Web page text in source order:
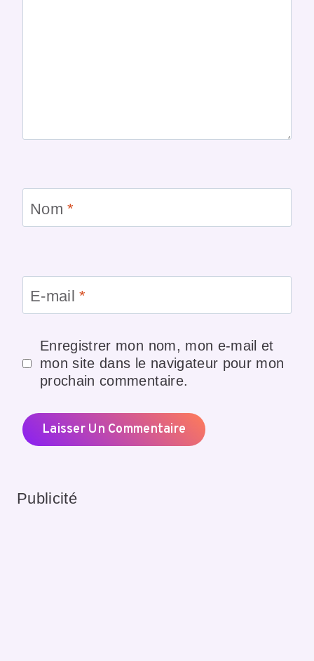
Nom*
E-mail*
Enregistrer mon nom, mon e-mail et
mon site dans le navigateur pour mon
prochain commentaire.
Publicité